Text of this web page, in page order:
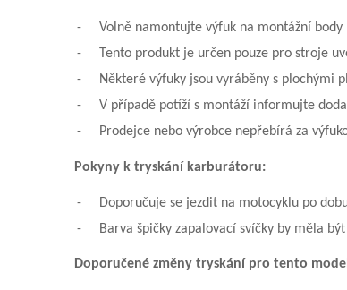
-
Volně namontujte výfuk na montážní
-
Tento produkt je určen pouze pro stroje
-
Některé výfuky jsou vyráběny s plochými
-
V případě potíží s montáží informujte
-
Prodejce nebo výrobce nepřebírá za
Pokyny k tryskání karburátoru:
-
Doporučuje se jezdit na motocyklu po
-
Barva špičky zapalovací svíčky by měla
Doporučené změny tryskání pro tento